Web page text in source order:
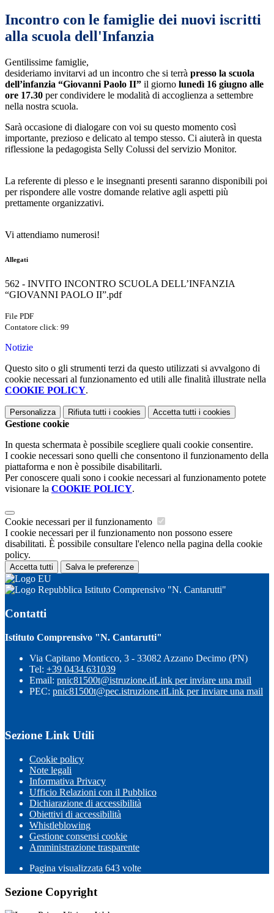
Incontro con le famiglie dei nuovi iscritti
alla scuola dell'Infanzia
Gentilissime famiglie,
desideriamo invitarvi ad un incontro che si terrà presso la scuola
dell’infanzia “Giovanni Paolo II” il giorno lunedì 16 giugno alle
ore 17.30 per condividere le modalità di accoglienza a settembre
nella nostra scuola.
Sarà occasione di dialogare con voi su questo momento così
importante, prezioso e delicato al tempo stesso. Ci aiuterà in questa
riflessione la pedagogista Selly Colussi del servizio Monitor.
La referente di plesso e le insegnanti presenti saranno disponibili poi
per rispondere alle vostre domande relative agli aspetti più
prettamente organizzativi.
Vi attendiamo numerosi!
Allegati
562 - INVITO INCONTRO SCUOLA DELL’INFANZIA
“GIOVANNI PAOLO II”.pdf
File PDF
Contatore click: 99
Notizie
Questo sito o gli strumenti terzi da questo utilizzati si avvalgono di
cookie necessari al funzionamento ed utili alle finalità illustrate nella
COOKIE POLICY.
Personalizza Rifiuta tutti i cookies Accetta tutti i cookies
Gestione cookie
In questa schermata è possibile scegliere quali cookie consentire.
I cookie necessari sono quelli che consentono il funzionamento della
piattaforma e non è possibile disabilitarli.
Per conoscere quali sono i cookie necessari al funzionamento potete
visionare la COOKIE POLICY.
Cookie necessari per il funzionamento
I cookie necessari per il funzionamento non possono essere
disabilitati. È possibile consultare l'elenco nella pagina della cookie
policy.
Accetta tutti Salva le preferenze
Istituto Comprensivo "N. Cantarutti"
Contatti
Istituto Comprensivo "N. Cantarutti"
Via Capitano Monticco, 3 - 33082 Azzano Decimo (PN)
Tel: +39 0434.631039
Email: pnic81500t@istruzione.itLink per inviare una mail
PEC: pnic81500t@pec.istruzione.itLink per inviare una mail
Sezione Link Utili
Cookie policy
Note legali
Informativa Privacy
Ufficio Relazioni con il Pubblico
Dichiarazione di accessibilità
Obiettivi di accessibilità
Whistleblowing
Gestione consensi cookie
Amministrazione trasparente
Pagina visualizzata 643 volte
Sezione Copyright